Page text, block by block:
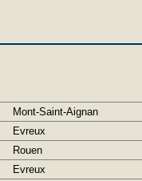
Mont-Saint-Aignan
Evreux
Rouen
Evreux